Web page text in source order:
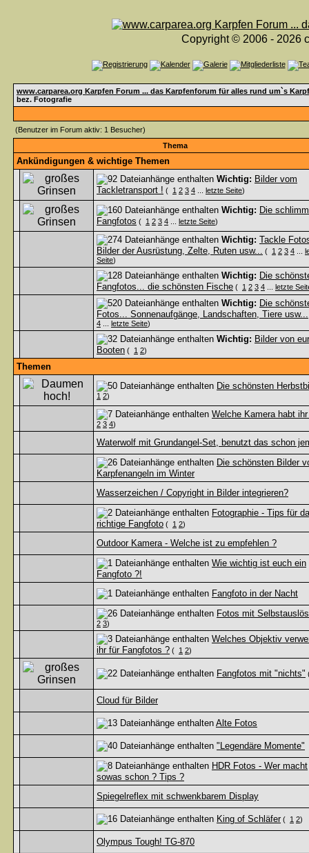
Copyright © 2006 - 2026
www.carparea.org Karpfen Forum ... das Karpfenforum für alles rund um`s
bez. Fotografie
(Benutzer im Forum aktiv: 1 Besucher)
Thema
Ankündigungen & wichtige Themen
Wichtig: Bilder vom
Tackletransport ! ( 1 2 3 4 letzte Seite)
Wichtig: Die
Fangfotos ( 1 2 3 4 letzte Seite)
Wichtig: Tackle
Bilder der Ausrüstung, Zelte, Ruten usw... ( 1 2 3 4
Seite)
Wichtig: Die
Fangfotos... die schönsten Fische ( 1 2 3 4 letzte
Wichtig: Die
Fotos... Sonnenaufgänge, Landschaften, Tiere usw...
4
letzte Seite)
Wichtig: Bilder von
Booten ( 1 2)
Themen
Die schönsten
1 2)
Welche Kamera habt
2 3 4)
Waterwolf mit Grundangel-Set, benutzt das schon
Die schönsten Bilder
Karpfenangeln im Winter
Wasserzeichen / Copyright in Bilder integrieren?
Fotographie - Tips für
richtige Fangfoto ( 1 2)
Outdoor Kamera - Welche ist zu empfehlen ?
Wie wichtig ist euch ein
Fangfoto ?!
Fangfoto in der Nacht
Fotos mit
2 3)
Welches Objektiv
ihr für Fangfotos ? ( 1 2)
Fangfotos mit "nichts"
Cloud für Bilder
Alte Fotos
"Legendäre Momente"
HDR Fotos - Wer macht
sowas schon ? Tips ?
Spiegelreflex mit schwenkbarem Display
King of Schläfer ( 1 2)
Olympus Tough! TG-870